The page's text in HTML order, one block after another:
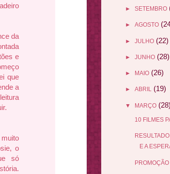
da
e
que
a
o
só
► SETEMBRO
► AGOSTO
► JULHO (22)
► JUNHO (28)
► MAIO (26)
► ABRIL (19)
▼ MARÇO (28)
10 FILMES
E A
PROMOÇÃO